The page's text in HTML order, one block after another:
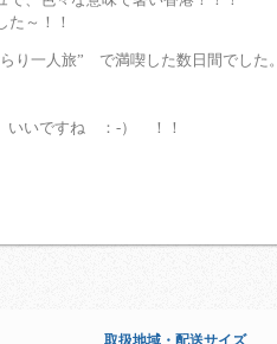
た～！！
一人旅” で満喫した数日間でした。
いですね ：-） ！！
取扱地域・配送サイズ